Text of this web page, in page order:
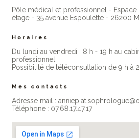
Pôle médical et professionnel - Espace
étage - 35 avenue Espoulette - 26200
Horaires
Du lundi au vendredi : 8 h - 19 h au
professionne​l
Possibilité de téléconsultation de 9 h à
Mes contacts
Adresse mail :
Téléphone : 07.68.17.47.17